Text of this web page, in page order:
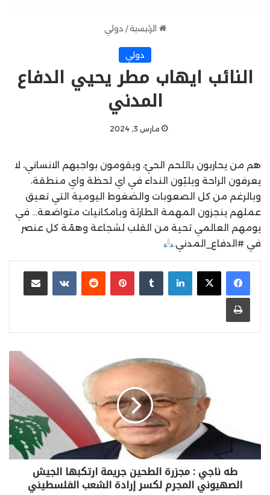
الرئيسية / دولي
دولي
النائب ايهاب مطر يحيي الدفاع
المدني
مارس 3, 2024
هم من يحاربون باللحم الحيّ، ويقومون بواجبهم الانساني، لا
يعرفون الراحة ويلبّون النداء في اي لحظة واي منطقة،
وبالرغم من كل الصعوبات والضغوط اليومية التي تعيق
عملهم ينجزون المهمة الطارئة وبامكانيات متواضعة… في
يومهم العالمي تحية من القلب لشجاعة وهمّة كل عنصر
في #الدفاع_المدني.
لينكدإن بينتيريست مشاركة عبر البريد
طباعة
طه ناجي : مجزرة الطحين جريمة ارتكبها الجيش
الصهيوني المجرم لكسر إرادة الشعب الفلسطيني